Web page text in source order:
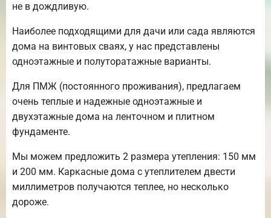
не в дождливую.
Наиболее подходящими для дачи или сада являются
дома на винтовых сваях, у нас представлены
одноэтажные и полуторатажные варианты.
Для ПМЖ (постоянного проживания), предлагаем
очень теплые и надежные одноэтажные и
двухэтажные дома на ленточном и плитном
фундаменте.
Мы можем предложить 2 размера утепления: 150 мм
и 200 мм. Каркасные дома с утеплителем двести
миллиметров получаются теплее, но несколько
дороже.